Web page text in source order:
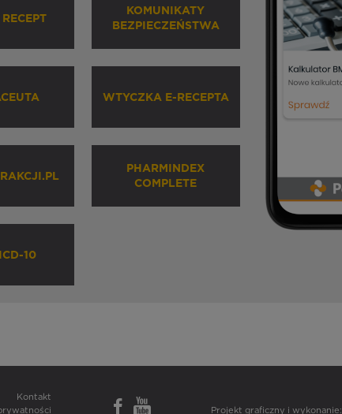
KOMUNIKATY
BEZPIECZEŃSTWA
WTYCZKA E-RECEPTA
PHARMINDEX
COMPLETE
10
Kontakt
Projekt graficzny i wykonanie: